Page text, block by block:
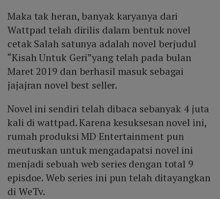
Maka tak heran, banyak karyanya dari
Wattpad telah dirilis dalam bentuk novel
cetak Salah satunya adalah novel berjudul
“Kisah Untuk Geri”yang telah pada bulan
Maret 2019 dan berhasil masuk sebagai
jajajran novel best seller.
Novel ini sendiri telah dibaca sebanyak 4 juta
kali di wattpad. Karena kesuksesan novel ini,
rumah produksi MD Entertainment pun
meutuskan untuk mengadapatsi novel ini
menjadi sebuah web series dengan total 9
episdoe. Web series ini pun telah ditayangkan
di WeTv.